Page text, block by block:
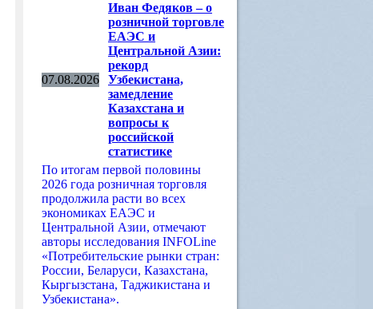
07.08.2026
Иван Федяков – о
розничной торговле
ЕАЭС и
Центральной Азии:
рекорд
Узбекистана,
замедление
Казахстана и
вопросы к
российской
статистике
По итогам первой половины
2026 года розничная торговля
продолжила расти во всех
экономиках ЕАЭС и
Центральной Азии, отмечают
авторы исследования INFOLine
«Потребительские рынки стран:
России, Беларуси, Казахстана,
Кыргызстана, Таджикистана и
Узбекистана».